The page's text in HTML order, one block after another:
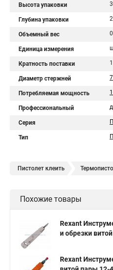
Высота упаковки
Глубина упаковки
Объемный вес
Единица измерения
Кратность поставки 1
Диаметр стержней
Потребляемая мощность
Профессиональный
Серия
Тип
Пистолет клеить
Пистолет клеевой 11
Клей пистолет
Стержни клеевые прозрачные
Клей для пистолета клеевого
Похожие товары
Rexant
и обрезки
Rexant